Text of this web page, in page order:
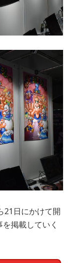
21日にかけて開
掲載していく